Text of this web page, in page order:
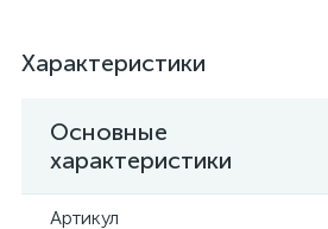
Характеристики
Основные
характеристики
Артикул